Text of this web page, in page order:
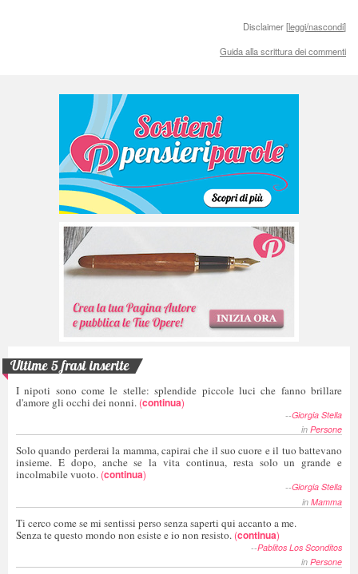
Disclaimer [leggi/nascondi]
Guida alla scrittura dei commenti
Ultime 5 frasi inserite
I nipoti sono come le stelle: splendide piccole luci che fanno brillare
d'amore gli occhi dei nonni. (continua)
--Giorgia Stella
in Persone
Solo quando perderai la mamma, capirai che il suo cuore e il tuo battevano
insieme. E dopo, anche se la vita continua, resta solo un grande e
incolmabile vuoto. (continua)
--Giorgia Stella
in Mamma
Ti cerco come se mi sentissi perso senza saperti qui accanto a me.
Senza te questo mondo non esiste e io non resisto. (continua)
--Pablitos Los Sconditos
in Persone